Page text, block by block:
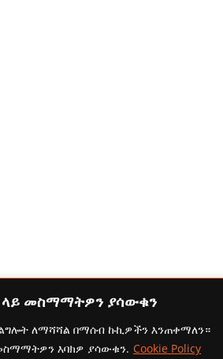
መስማማትዎን ያሳውቁን
ለማሻሻል በማሰብ ኩኪዎችን እንጠቀማለን።
እባክዎ ያሳውቁን. Cookie Policy